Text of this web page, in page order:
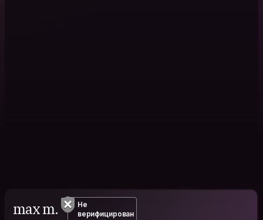
max m.
Не
верифицирован